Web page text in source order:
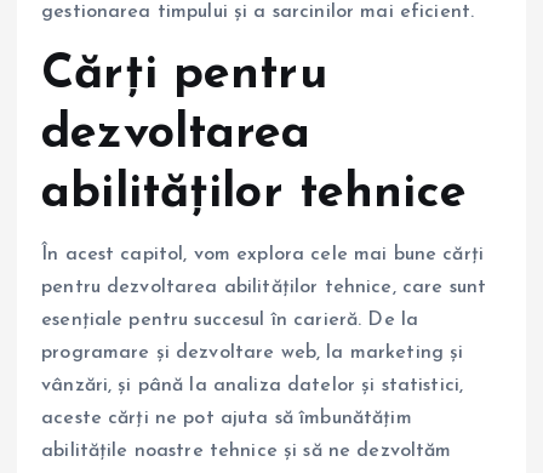
gestionarea timpului și a sarcinilor mai eficient.
Cărți pentru
dezvoltarea
abilităților tehnice
În acest capitol, vom explora cele mai bune cărți
pentru dezvoltarea abilităților tehnice, care sunt
esențiale pentru succesul în carieră. De la
programare și dezvoltare web, la marketing și
vânzări, și până la analiza datelor și statistici,
aceste cărți ne pot ajuta să îmbunătățim
abilitățile noastre tehnice și să ne dezvoltăm